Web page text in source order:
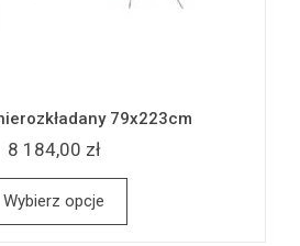
79x223cm
8 184,00 zł
Wybierz opcje